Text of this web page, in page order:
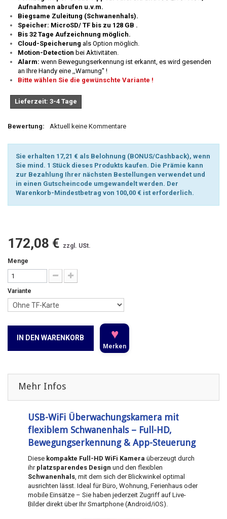
Aufnahmen abrufen u.v.m.
Biegsame Zuleitung (Schwanenhals).
Speicher: MicroSD/ TF bis zu 128 GB .
Bis 32 Tage Aufzeichnung möglich.
Cloud-Speicherung als Option möglich.
Motion-Detection bei Aktivitäten.
Alarm: wenn Bewegungserkennung ist erkannt, es wird gesenden
an Ihre Handy eine ,,Warnung'' !
Bitte wählen Sie die gewünschte Variante !
Lieferzeit: 3-4 Tage
Bewertung: Aktuell keine Kommentare
Sie erhalten 17,21 € als Belohnung (BONUS/Cashback), wenn
Sie mind. 1 Stück dieses Produkts kaufen. Die Prämie kann
zur Bezahlung Ihrer nächsten Bestellungen verwendet und
in einen Gutscheincode umgewandelt werden. Der
Warenkorb-Mindestbetrag von 100,00 € ist erforderlich.
172,08 € zzgl. USt.
Menge
Variante
IN DEN WARENKORB ♥
Merken
Mehr Infos
USB-WiFi Überwachungskamera mit
flexiblem Schwanenhals – Full-HD,
Bewegungserkennung & App-Steuerung
Diese kompakte Full-HD WiFi Kamera überzeugt durch
ihr platzsparendes Design und den flexiblen
Schwanenhals, mit dem sich der Blickwinkel optimal
ausrichten lässt. Ideal für Büro, Wohnung, Ferienhaus oder
mobile Einsätze – Sie haben jederzeit Zugriff auf Live-
Bilder direkt über Ihr Smartphone (Android/iOS).